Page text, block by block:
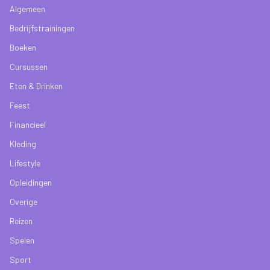
Algemeen
Bedrijfstrainingen
Boeken
Cursussen
Eten & Drinken
Feest
Financieel
Kleding
Lifestyle
Opleidingen
Overige
Reizen
Spelen
Sport